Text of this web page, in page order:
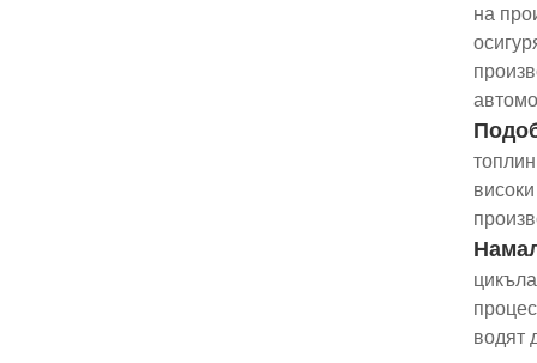
на
водят